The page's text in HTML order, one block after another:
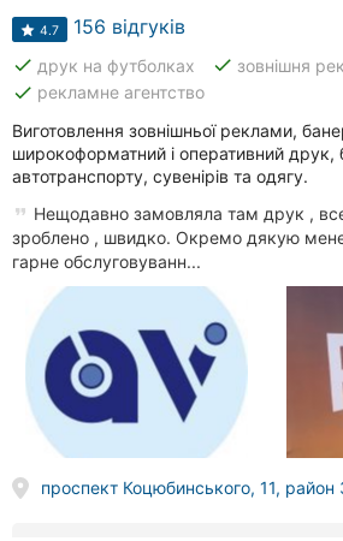
4.7 156 відгуків
done друк на футболках done зовнішня
done рекламне агентство
Виготовлення зовнішньої реклами,
широкоформатний і оперативний друк,
автотранспорту, сувенірів та одягу.
Нещодавно замовляла там друк ,
зроблено , швидко. Окремо дякую
гарне обслуговуванн...
проспект Коцюбинського, 11, район